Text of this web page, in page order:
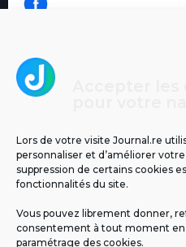
Lors de votre visite Journal.re
personnaliser et d’améliorer
suppression de certains cookies
fonctionnalités du site.
Vous pouvez librement donner,
consentement à tout moment
paramétrage des cookies.